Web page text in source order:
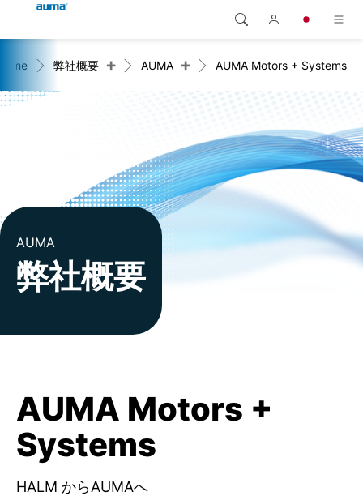
製品
サービス
弊社概要
連絡先
Global
アジア・太平洋地域
北米
検索弊社概要 + AUMA + AUMA Motors + Systems
AUMA
弊社概要
AUMA Motors +
Systems
HALM からAUMAへ